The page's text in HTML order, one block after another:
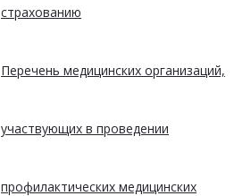
страхованию
Перечень медицинских организаций,
участвующих в проведении
профилактических медицинских